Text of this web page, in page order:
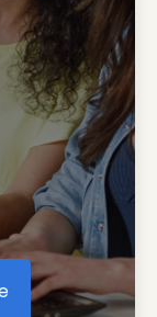
Synergie